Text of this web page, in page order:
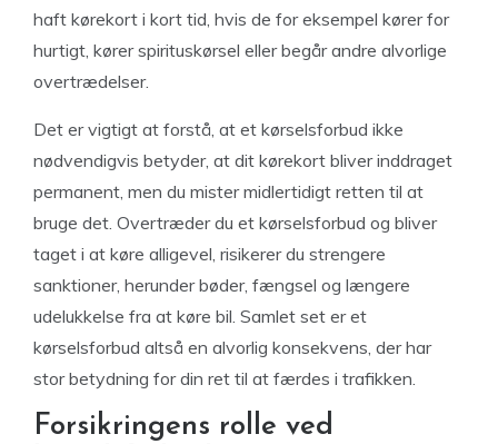
haft kørekort i kort tid, hvis de for eksempel kører for
hurtigt, kører spirituskørsel eller begår andre alvorlige
overtrædelser.
Det er vigtigt at forstå, at et kørselsforbud ikke
nødvendigvis betyder, at dit kørekort bliver inddraget
permanent, men du mister midlertidigt retten til at
bruge det. Overtræder du et kørselsforbud og bliver
taget i at køre alligevel, risikerer du strengere
sanktioner, herunder bøder, fængsel og længere
udelukkelse fra at køre bil. Samlet set er et
kørselsforbud altså en alvorlig konsekvens, der har
stor betydning for din ret til at færdes i trafikken.
Forsikringens rolle ved